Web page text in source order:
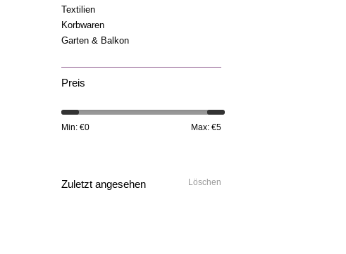
Textilien
Korbwaren
Garten & Balkon
Preis
Min: €0 Max: €5
Zuletzt angesehen Löschen